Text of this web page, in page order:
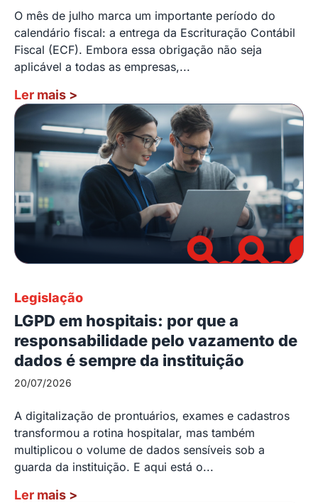
O mês de julho marca um importante período do
calendário fiscal: a entrega da Escrituração Contábil
Fiscal (ECF). Embora essa obrigação não seja
aplicável a todas as empresas,...
Ler mais >
Legislação
LGPD em hospitais: por que a
responsabilidade pelo vazamento de
dados é sempre da instituição
20/07/2026
A digitalização de prontuários, exames e cadastros
transformou a rotina hospitalar, mas também
multiplicou o volume de dados sensíveis sob a
guarda da instituição. E aqui está o...
Ler mais >